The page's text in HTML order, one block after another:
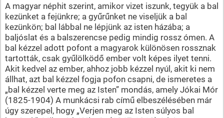
A magyar néphit szerint, amikor vizet iszunk, tegyük a bal
kezünket a fejünkre; a gyűrűnket ne viseljük a bal
kezünkön; bal lábbal ne lépjünk az isten házába; a
baljóslat és a balszerencse pedig mindig rossz ómen. A
bal kézzel adott pofont a magyarok különösen rossznak
tartották, csak gyűlölködő ember volt képes ilyet tenni.
Akit kedvel az ember, ahhoz jobb kézzel nyúl, akit ki nem
állhat, azt bal kézzel fogja pofon csapni, de ismeretes a
„bal kézzel verte meg az Isten” mondás, amely Jókai Mór
(1825-1904) A munkácsi rab című elbeszélésében már
úgy szerepel, hogy „Verjen meg az Isten súlyos bal